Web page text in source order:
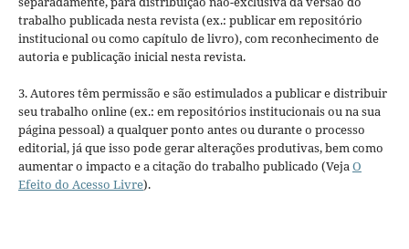
trabalho publicada nesta revista (ex.: publicar em repositório
institucional ou como capítulo de livro), com reconhecimento de
autoria e publicação inicial nesta revista.
3. Autores têm permissão e são estimulados a publicar e distribuir
seu trabalho online (ex.: em repositórios institucionais ou na sua
página pessoal) a qualquer ponto antes ou durante o processo
editorial, já que isso pode gerar alterações produtivas, bem como
aumentar o impacto e a citação do trabalho publicado (VejaO
Efeito do Acesso Livre).